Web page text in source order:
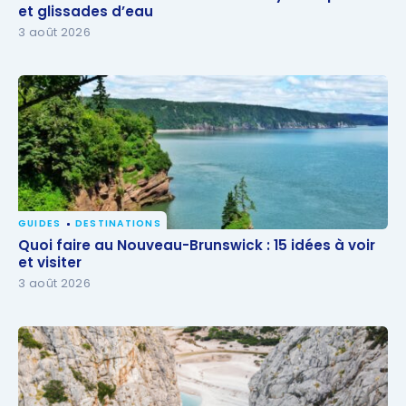
glissades d’eau
et glissades d’eau
3 août 2026
Quoi faire au Nouveau-Brunswick : 15 idées à voir et
visiter
GUIDES DESTINATIONS
Quoi faire au Nouveau-Brunswick : 15 idées à voir
et visiter
3 août 2026